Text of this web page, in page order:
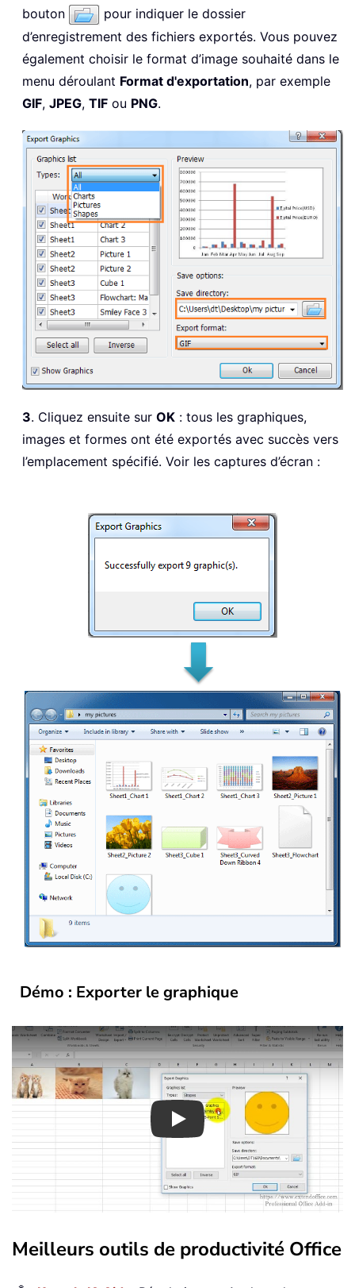
bouton
pour indiquer le dossier
d’enregistrement des fichiers exportés. Vous pouvez
également choisir le format d’image souhaité dans le
menu déroulant Format d'exportation, par exemple
GIF, JPEG, TIF ou PNG.
3. Cliquez ensuite sur OK : tous les graphiques,
images et formes ont été exportés avec succès vers
l’emplacement spécifié. Voir les captures d’écran :
Démo : Exporter le graphique
Play
Meilleurs outils de productivité Office